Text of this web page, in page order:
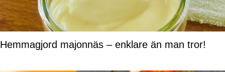
Hemmagjord majonnäs – enklare än man tror!